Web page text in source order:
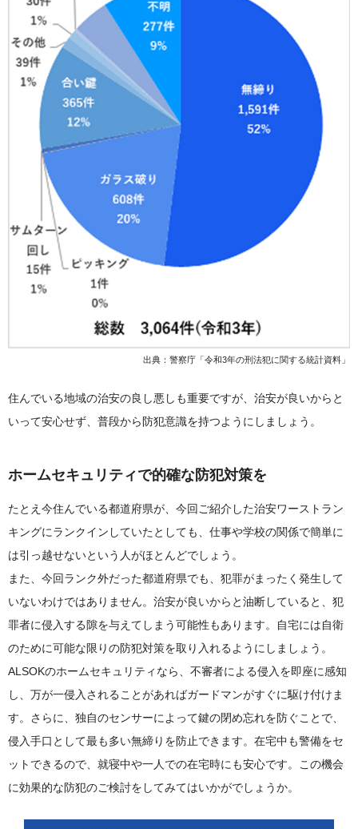
出典：警察庁「令和3年の刑法犯に関する統計資料」
住んでいる地域の治安の良し悪しも重要ですが、治安が良いからと
いって安心せず、普段から防犯意識を持つようにしましょう。
ホームセキュリティで的確な防犯対策を
たとえ今住んでいる都道府県が、今回ご紹介した治安ワーストラン
キングにランクインしていたとしても、仕事や学校の関係で簡単に
は引っ越せないという人がほとんどでしょう。
また、今回ランク外だった都道府県でも、犯罪がまったく発生して
いないわけではありません。治安が良いからと油断していると、犯
罪者に侵入する隙を与えてしまう可能性もあります。自宅には自衛
のために可能な限りの防犯対策を取り入れるようにしましょう。
ALSOKのホームセキュリティなら、不審者による侵入を即座に感知
し、万が一侵入されることがあればガードマンがすぐに駆け付けま
す。さらに、独自のセンサーによって鍵の閉め忘れを防ぐことで、
侵入手口として最も多い無締りを防止できます。在宅中も警備をセ
ットできるので、就寝中や一人での在宅時にも安心です。この機会
に効果的な防犯のご検討をしてみてはいかがでしょうか。